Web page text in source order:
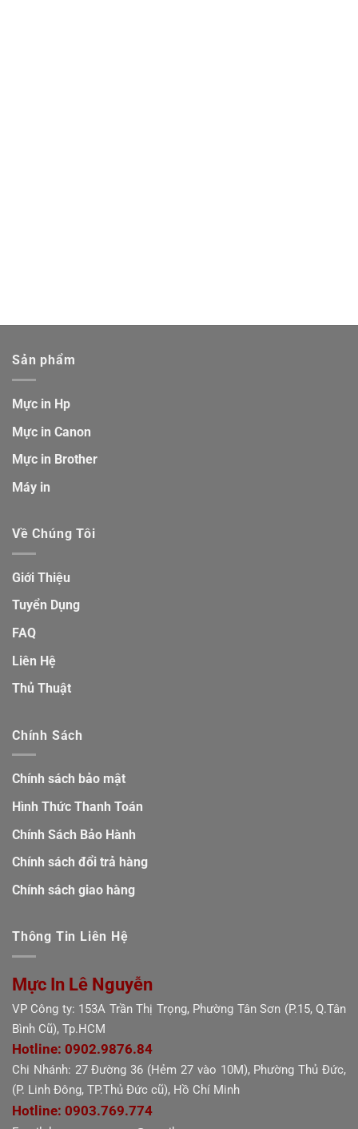
Sản phẩm
Mực in Hp
Mực in Canon
Mực in Brother
Máy in
Về Chúng Tôi
Giới Thiệu
Tuyển Dụng
FAQ
Liên Hệ
Thủ Thuật
Chính Sách
Chính sách bảo mật
Hình Thức Thanh Toán
Chính Sách Bảo Hành
Chính sách đổi trả hàng
Chính sách giao hàng
Thông Tin Liên Hệ
Mực In Lê Nguyễn
VP Công ty: 153A Trần Thị Trọng, Phường Tân Sơn (P.15, Q.Tân
Bình Cũ), Tp.HCM
Hotline: 0902.9876.84
Chi Nhánh: 27 Đường 36 (Hẻm 27 vào 10M), Phường Thủ Đức,
(P. Linh Đông, TP.Thủ Đức cũ), Hồ Chí Minh
Hotline: 0903.769.774